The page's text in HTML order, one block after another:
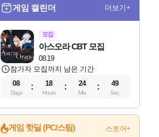
게임 캘린더 더보기+
모집
08.19
아스오라 CBT 모집
참가자 모집까지 남은 기간
08
Days
18
Hours
24
Min
48
Sec
게임 핫딜 (PC/스팀) 스토어+